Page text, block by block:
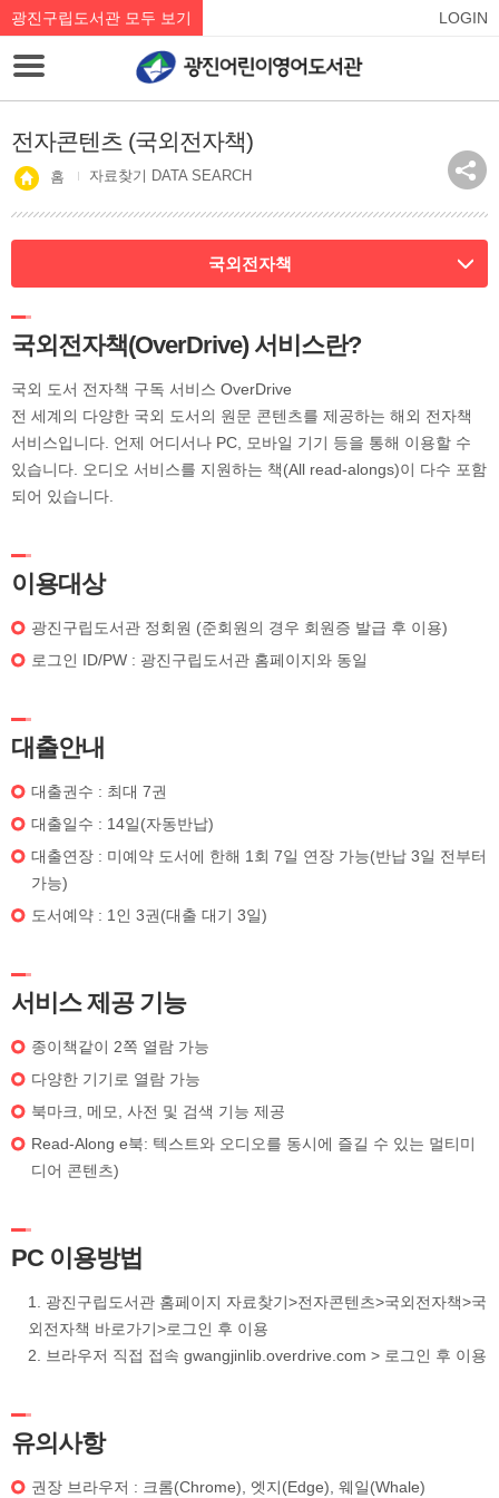
광진구립도서관 모두 보기 LOGIN
전자콘텐츠 (국외전자책)
홈 자료찾기 DATA SEARCH
국외전자책
국외전자책(OverDrive) 서비스란?
국외 도서 전자책 구독 서비스 OverDrive
전 세계의 다양한 국외 도서의 원문 콘텐츠를 제공하는 해외 전자책
서비스입니다. 언제 어디서나 PC, 모바일 기기 등을 통해 이용할 수
있습니다. 오디오 서비스를 지원하는 책(All read-alongs)이 다수 포함
되어 있습니다.
이용대상
광진구립도서관 정회원 (준회원의 경우 회원증 발급 후 이용)
로그인 ID/PW : 광진구립도서관 홈페이지와 동일
대출안내
대출권수 : 최대 7권
대출일수 : 14일(자동반납)
대출연장 : 미예약 도서에 한해 1회 7일 연장 가능(반납 3일 전부터
가능)
도서예약 : 1인 3권(대출 대기 3일)
서비스 제공 기능
종이책같이 2쪽 열람 가능
다양한 기기로 열람 가능
북마크, 메모, 사전 및 검색 기능 제공
Read-Along e북: 텍스트와 오디오를 동시에 즐길 수 있는 멀티미
디어 콘텐츠)
PC 이용방법
광진구립도서관 홈페이지 자료찾기>전자콘텐츠>국외전자책>국
외전자책 바로가기>로그인 후 이용
브라우저 직접 접속 gwangjinlib.overdrive.com > 로그인 후 이용
유의사항
권장 브라우저 : 크롬(Chrome), 엣지(Edge), 웨일(Whale)